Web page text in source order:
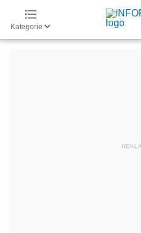
Kategorie